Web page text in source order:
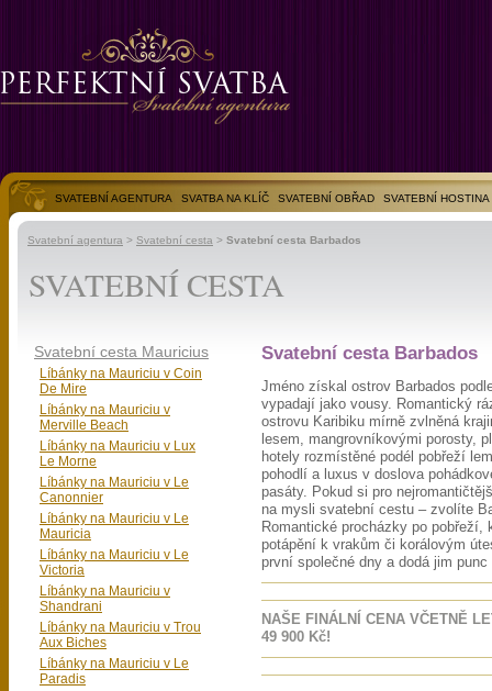
SVATEBNÍ AGENTURA SVATBA NA KLÍČ SVATEBNÍ OBŘAD
SVATEBNÍ HOSTINA
SVATEBNÍ FOTOGALERIE
Svatební agentura > Svatební cesta > Svatební cesta Barbados
SVATEBNÍ CESTA
Svatební cesta Barbados
Jméno získal ostrov Barbados
vypadají jako vousy. Romantický
ostrovu Karibiku mírně zvlněná
lesem, mangrovníkovými porosty,
hotely rozmístěné podél pobřeží
pohodlí a luxus v doslova
pasáty. Pokud si pro
na mysli svatební cestu – zvolíte
Romantické procházky po pobřeží,
potápění k vrakům či korálovým
první společné dny a dodá jim
NAŠE FINÁLNÍ CENA VČETNĚ
49 900 Kč!
Svatební cesta Mauricius
Líbánky na Mauriciu v Coin
De Mire
Líbánky na Mauriciu v
Merville Beach
Líbánky na Mauriciu v Lux
Le Morne
Líbánky na Mauriciu v Le
Canonnier
Líbánky na Mauriciu v Le
Mauricia
Líbánky na Mauriciu v Le
Victoria
Líbánky na Mauriciu v
Shandrani
Líbánky na Mauriciu v Trou
Aux Biches
Líbánky na Mauriciu v Le
Paradis